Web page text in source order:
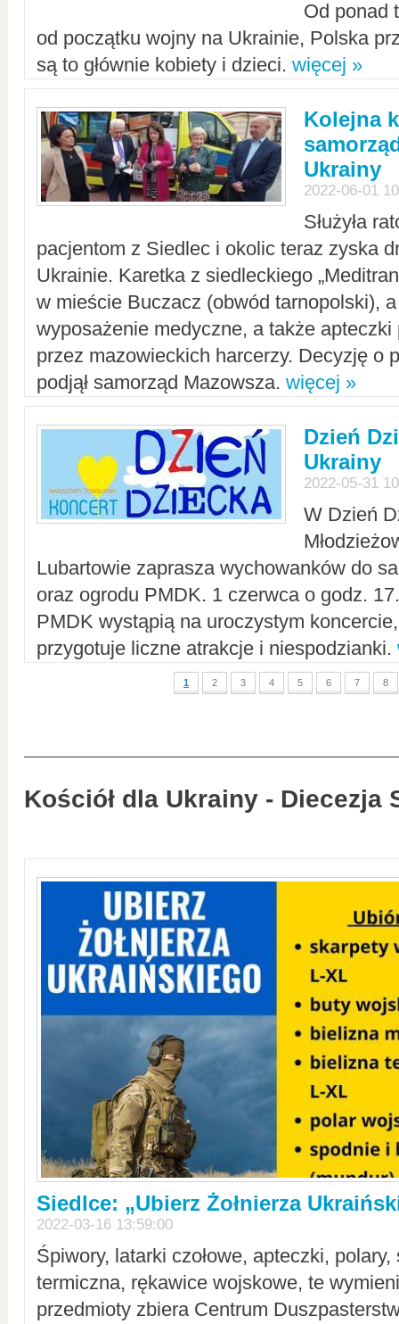
Od ponad
od początku wojny na Ukrainie, Polska
są to głównie kobiety i dzieci. więcej »
Kolejna
Ukrainy
2022-06-01
Służyła
pacjentom z Siedlec i okolic teraz zyska
Ukrainie. Karetka z siedleckiego
w mieście Buczacz (obwód tarnopolski),
wyposażenie medyczne, a także apteczki
przez mazowieckich harcerzy. Decyzję o
podjął samorząd Mazowsza. więcej »
Dzień
Ukrainy
2022-05-31
W Dzień
Lubartowie zaprasza wychowanków do
oraz ogrodu PMDK. 1 czerwca o godz.
PMDK wystąpią na uroczystym
przygotuje liczne atrakcje i niespodzianki.
1 2 3 4 5 6 7 8
Kościół dla Ukrainy - Diecezja
Siedlce: „Ubierz Żołnierza
2022-03-16 13:59:00
Śpiwory, latarki czołowe, apteczki,
termiczna, rękawice wojskowe, te
przedmioty zbiera Centrum